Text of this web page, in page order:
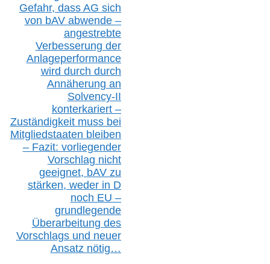
Gefahr, dass AG sich
von bAV abwende –
angestrebte
Verbesserung der
Anlageperformance
wird durch durch
Annäherung an
Solvency-II
konterkariert –
Zuständigkeit muss bei
Mitgliedstaaten bleiben
– Fazit: vorliegender
Vorschlag nicht
geeignet, bAVzu
stärken, weder in D
noch EU –
grundlegende
Überarbeitung des
Vorschlags und neuer
Ansatz nötig…